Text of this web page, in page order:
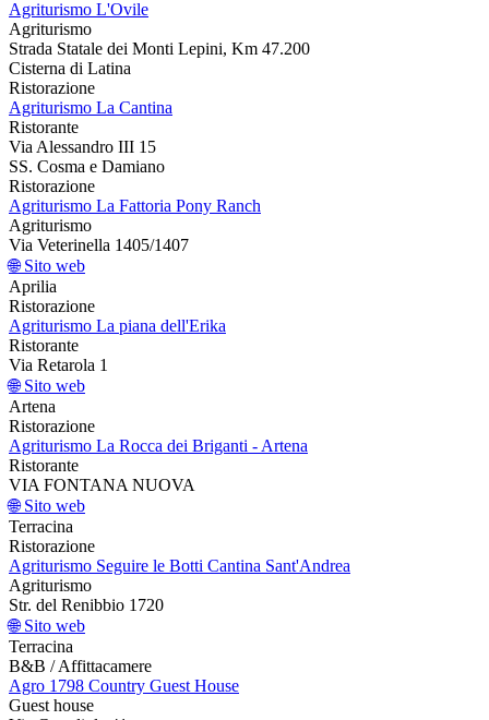
Agriturismo L'Ovile
Agriturismo
Strada Statale dei Monti Lepini, Km 47.200
Cisterna di Latina
Ristorazione
Agriturismo La Cantina
Ristorante
Via Alessandro III 15
SS. Cosma e Damiano
Ristorazione
Agriturismo La Fattoria Pony Ranch
Agriturismo
Via Veterinella 1405/1407
🌐 Sito web
Aprilia
Ristorazione
Agriturismo La piana dell'Erika
Ristorante
Via Retarola 1
🌐 Sito web
Artena
Ristorazione
Agriturismo La Rocca dei Briganti - Artena
Ristorante
VIA FONTANA NUOVA
🌐 Sito web
Terracina
Ristorazione
Agriturismo Seguire le Botti Cantina Sant'Andrea
Agriturismo
Str. del Renibbio 1720
🌐 Sito web
Terracina
B&B / Affittacamere
Agro 1798 Country Guest House
Guest house